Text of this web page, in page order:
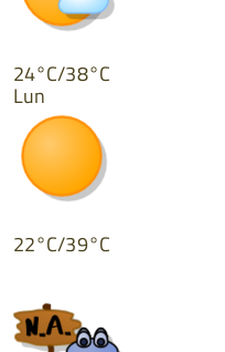
24°C/38°C
Lun
22°C/39°C